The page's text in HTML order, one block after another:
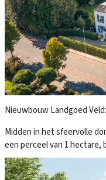
Nieuwbouw Landgoed
Midden in het sfeervolle
een perceel van 1 hectare,